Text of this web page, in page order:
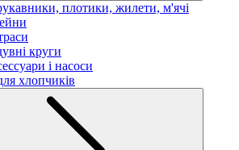
плотики, жилети, м'ячі
круги
і насоси
хлопчиків